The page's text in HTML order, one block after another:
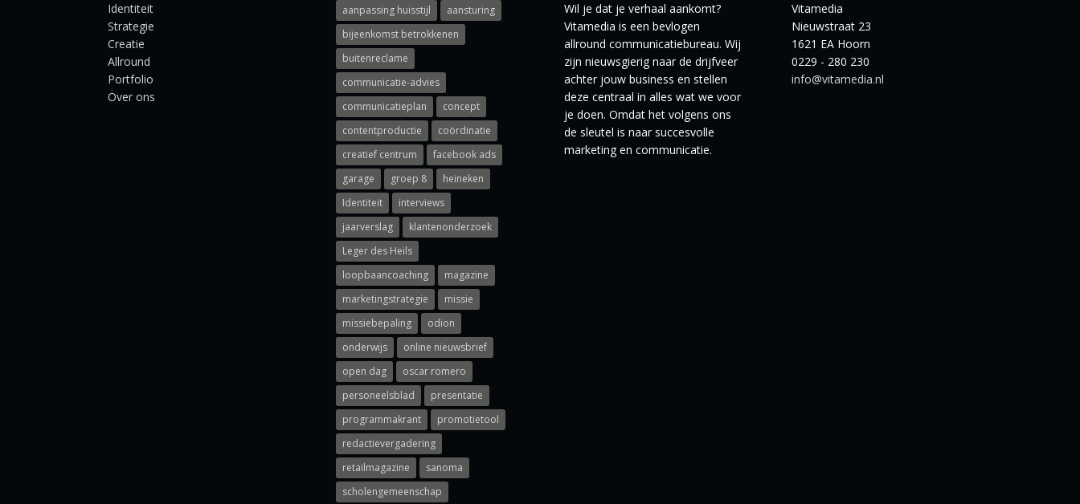
Identiteit
Strategie
Creatie
Allround
Portfolio
Over ons
aanpassing huisstijl
aansturing
bijeenkomst betrokkenen
buitenreclame
communicatie-advies
communicatieplan
concept
contentproductie
coördinatie
creatief centrum
facebook ads
garage
groep 8
heineken
Identiteit
interviews
jaarverslag
klantenonderzoek
Leger des Heils
loopbaancoaching
magazine
marketingstrategie
missie
missiebepaling
odion
onderwijs
online nieuwsbrief
open dag
oscar romero
personeelsblad
presentatie
programmakrant
promotietool
redactievergadering
retailmagazine
sanoma
scholengemeenschap
Wil je dat je verhaal aankomt?
Vitamedia is een bevlogen
allround communicatiebureau. Wij
zijn nieuwsgierig naar de drijfveer
achter jouw business en stellen
deze centraal in alles wat we voor
je doen. Omdat het volgens ons
de sleutel is naar succesvolle
marketing en communicatie.
Vitamedia
Nieuwstraat 23
1621 EA Hoorn
0229 - 280 230
info@vitamedia.nl